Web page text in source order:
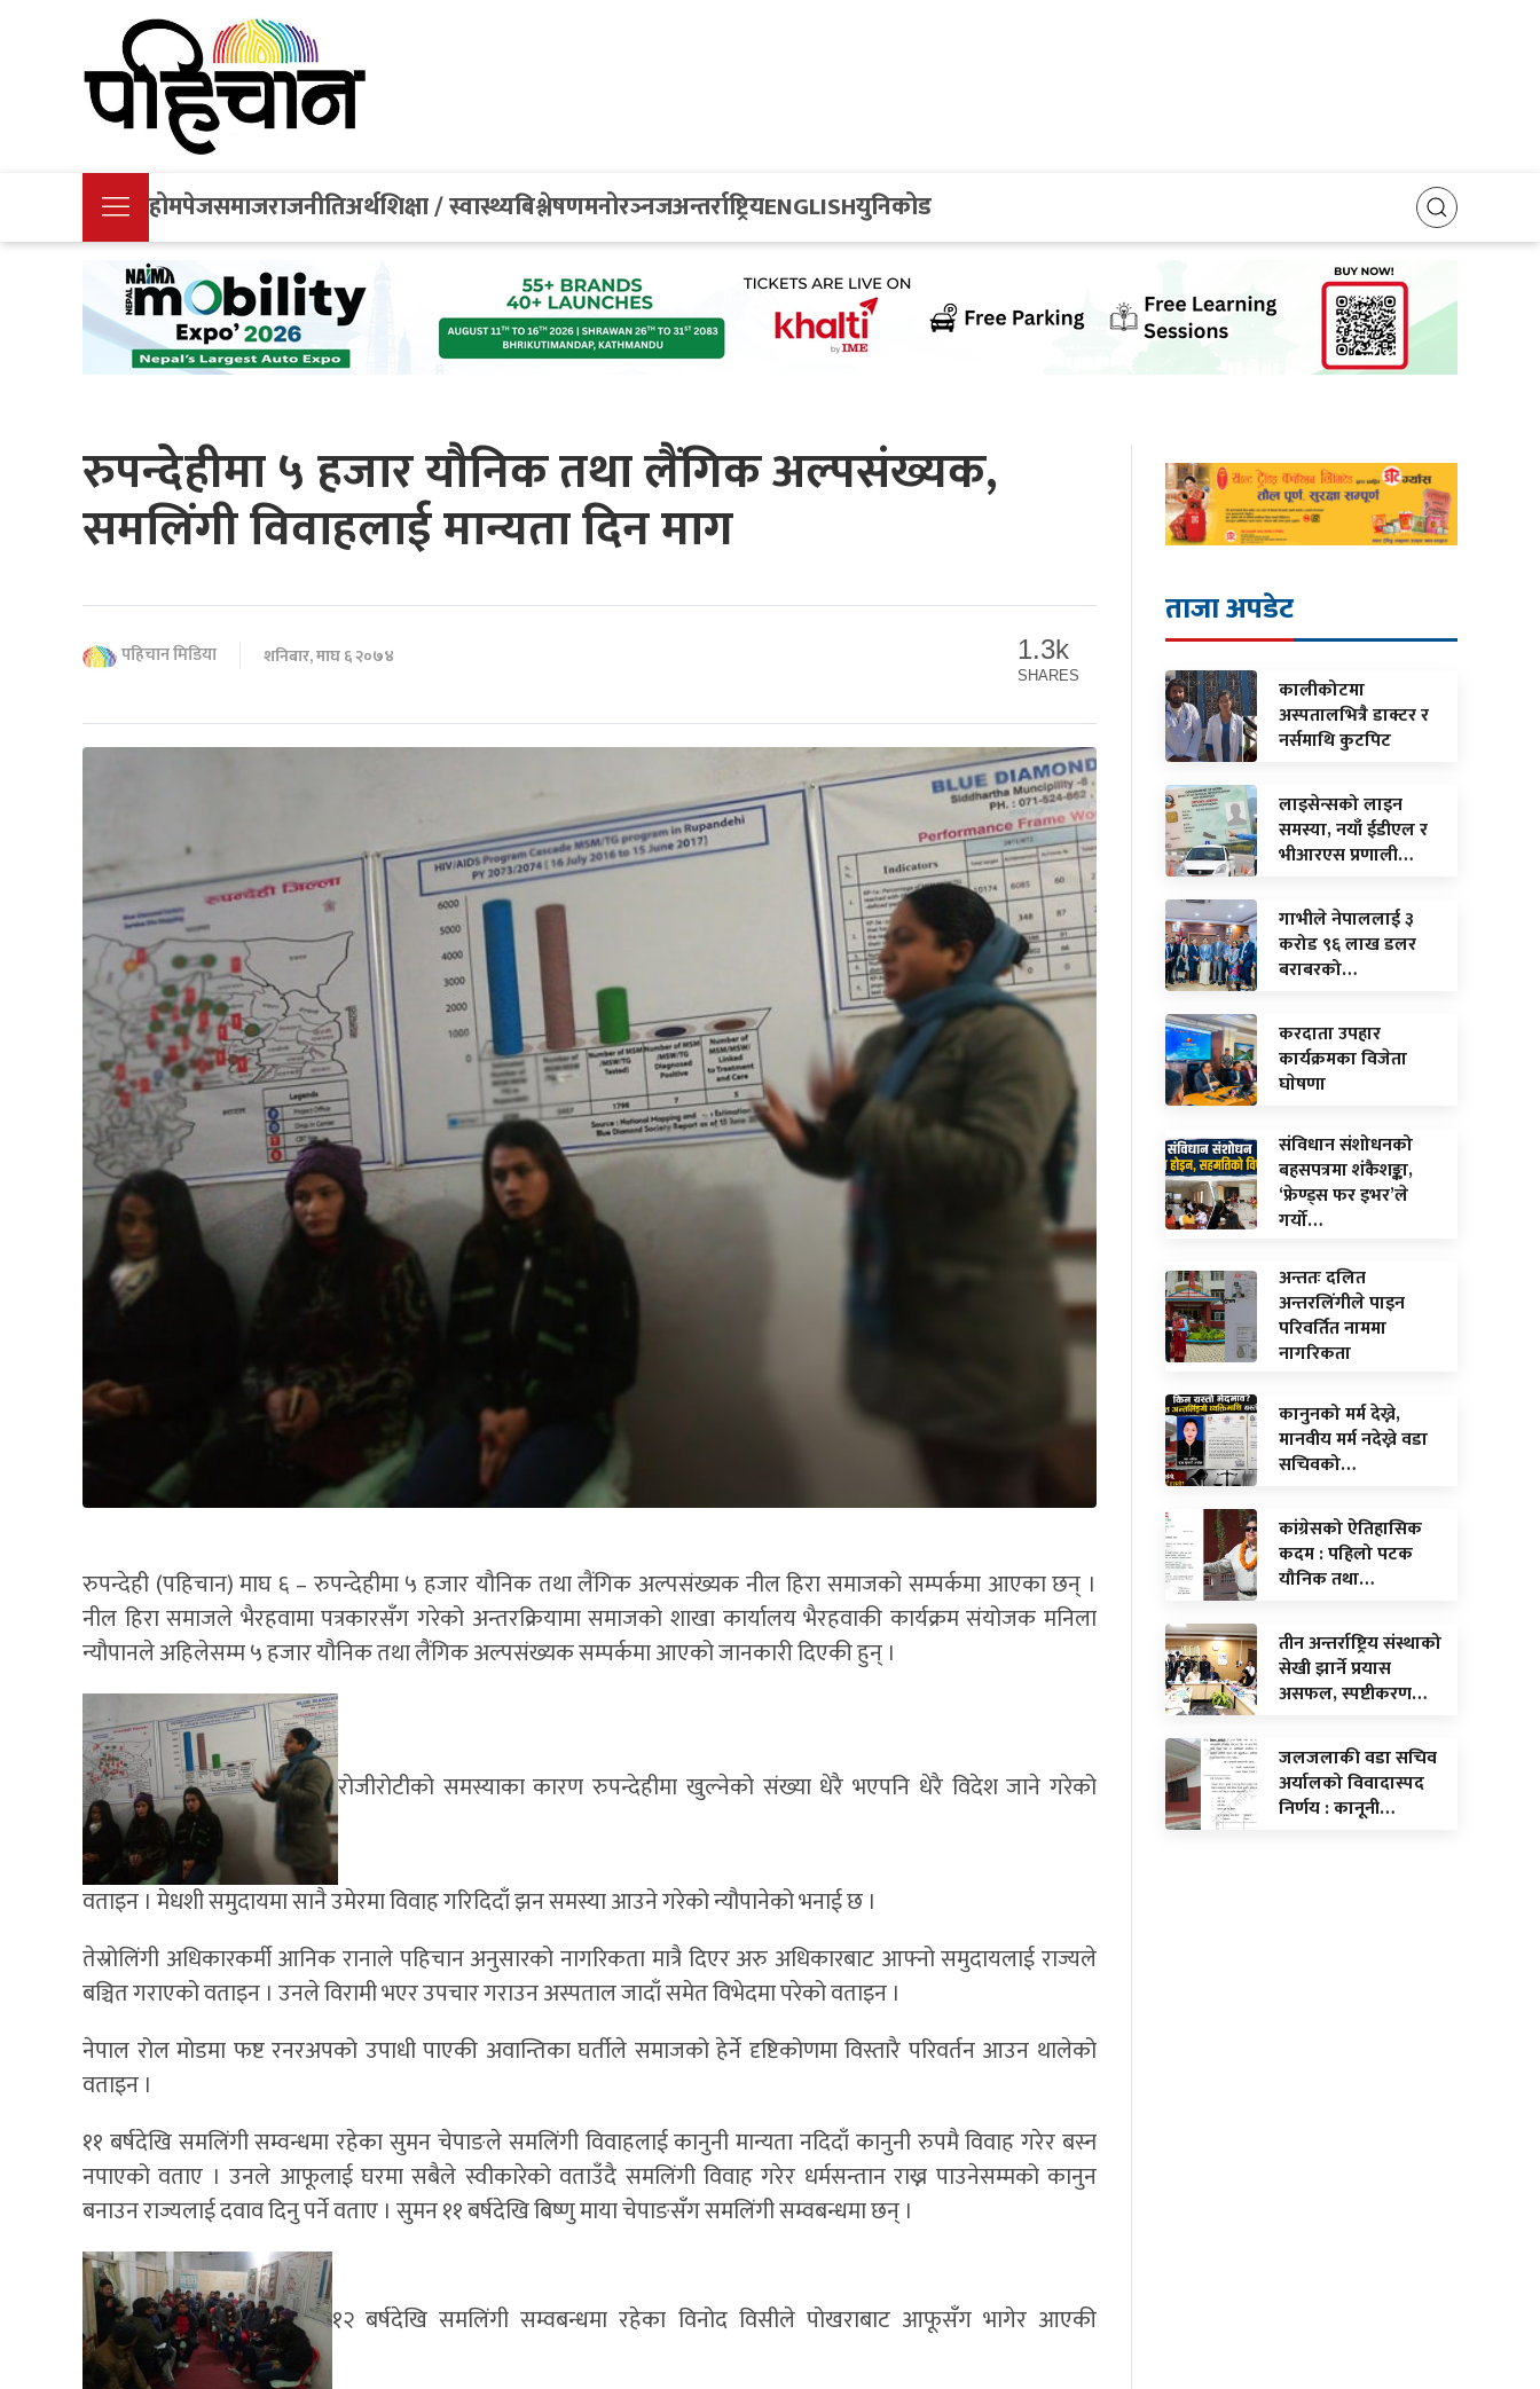
होमपेजसमाजराजनीतिअर्थशिक्षा / स्वास्थ्यबिश्लेषणमनोरञ्नजअन्तर्राष्ट्रियENGLISHयुनिकोड
रुपन्देहीमा ५ हजार यौनिक तथा लैंगिक अल्पसंख्यक,
समलिंगी विवाहलाई मान्यता दिन माग
पहिचान मिडिया शनिबार, माघ ६ २०७४ 1.3k
SHARES
रुपन्देही (पहिचान) माघ ६ – रुपन्देहीमा ५ हजार यौनिक तथा लैंगिक अल्पसंख्यक नील हिरा समाजको सम्पर्कमा आएका छन् ।
नील हिरा समाजले भैरहवामा पत्रकारसँग गरेको अन्तरक्रियामा समाजको शाखा कार्यालय भैरहवाकी कार्यक्रम संयोजक मनिला
न्यौपानले अहिलेसम्म ५ हजार यौनिक तथा लैंगिक अल्पसंख्यक सम्पर्कमा आएको जानकारी दिएकी हुन् ।
रोजीरोटीको समस्याका कारण रुपन्देहीमा खुल्नेको संख्या धेरै भएपनि धेरै विदेश जाने गरेको
वताइन । मेधशी समुदायमा सानै उमेरमा विवाह गरिदिदाँ झन समस्या आउने गरेको न्यौपानेको भनाई छ ।
तेस्रोलिंगी अधिकारकर्मी आनिक रानाले पहिचान अनुसारको नागरिकता मात्रै दिएर अरु अधिकारबाट आफ्नो समुदायलाई राज्यले
बञ्चित गराएको वताइन । उनले विरामी भएर उपचार गराउन अस्पताल जादाँ समेत विभेदमा परेको वताइन ।
नेपाल रोल मोडमा फष्ट रनरअपको उपाधी पाएकी अवान्तिका घर्तीले समाजको हेर्ने दृष्टिकोणमा विस्तारै परिवर्तन आउन थालेको
वताइन ।
११ बर्षदेखि समलिंगी सम्वन्धमा रहेका सुमन चेपाङले समलिंगी विवाहलाई कानुनी मान्यता नदिदाँ कानुनी रुपमै विवाह गरेर बस्न
नपाएको वताए । उनले आफूलाई घरमा सबैले स्वीकारेको वताउँदै समलिंगी विवाह गरेर धर्मसन्तान राख्न पाउनेसम्मको कानुन
बनाउन राज्यलाई दवाव दिनु पर्ने वताए । सुमन ११ बर्षदेखि बिष्णु माया चेपाङसँग समलिंगी सम्वबन्धमा छन् ।
१२ बर्षदेखि समलिंगी सम्वबन्धमा रहेका विनोद विसीले पोखराबाट आफूसँग भागेर आएकी
ताजा अपडेट
कालीकोटमा
अस्पतालभित्रै डाक्टर र
नर्समाथि कुटपिट
लाइसेन्सको लाइन
समस्या, नयाँ ईडीएल र
भीआरएस प्रणाली…
गाभीले नेपाललाई ३
करोड ९६ लाख डलर
बराबरको…
करदाता उपहार
कार्यक्रमका विजेता
घाेषणा
संविधान संशोधनको
बहसपत्रमा शंकैशङ्का,
‘फ्रेण्ड्स फर इभर’ले
गर्यो…
अन्ततः दलित
अन्तरलिंगीले पाइन
परिवर्तित नाममा
नागरिकता
कानुनको मर्म देख्ने,
मानवीय मर्म नदेख्ने वडा
सचिवको…
कांग्रेसको ऐतिहासिक
कदम : पहिलो पटक
यौनिक तथा…
तीन अन्तर्राष्ट्रिय संस्थाको
सेखी झार्ने प्रयास
असफल, स्पष्टीकरण…
जलजलाकी वडा सचिव
अर्यालको विवादास्पद
निर्णय : कानूनी…